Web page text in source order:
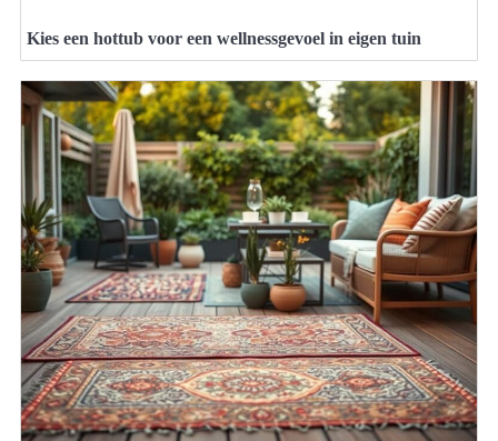
Kies een hottub voor een wellnessgevoel in eigen tuin